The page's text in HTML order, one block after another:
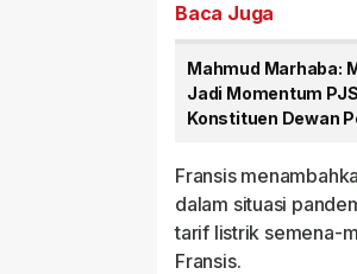
Baca Juga
Mahmud Marhaba:
Jadi Momentum
Konstituen Dewan
Fransis
dalam situasi
tarif listrik semena-
Fransis.